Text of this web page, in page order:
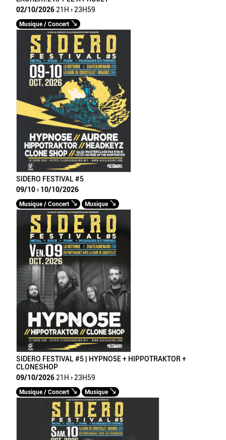
02/10/2026 21H › 23H59
Musique / Concert
SIDERO FESTIVAL #5
09/10 › 10/10/2026
Musique / Concert Musique
SIDERO FESTIVAL #5 | HYPNO5E + HIPPOTRAKTOR +
CLONESHOP
09/10/2026 21H › 23H59
Musique / Concert Musique